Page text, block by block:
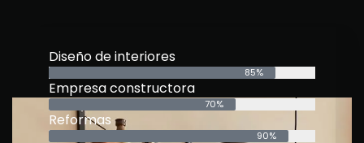
Diseño de interiores
85%
Empresa constructora
70%
Reformas
90%